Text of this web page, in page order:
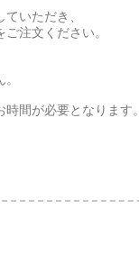
いただき、
注文ください。
間が必要となります。